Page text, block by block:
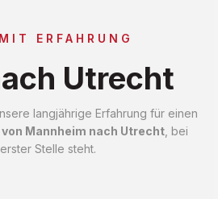
ERFAHRUNG
Utrecht
langjährige Erfahrung für einen
Mannheim nach Utrecht , bei
Stelle steht.